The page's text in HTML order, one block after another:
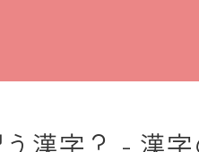
う漢字？ - 漢